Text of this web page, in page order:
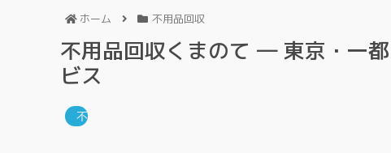
ホーム 不用品回収
不用品回収くまのて ― 東京・一
ビス
不用品回収